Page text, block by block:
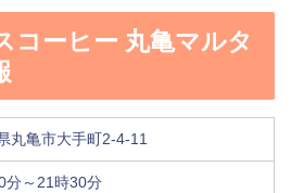
コーヒー 丸亀マルタ
丸亀市大手町2-4-11
分～21時30分